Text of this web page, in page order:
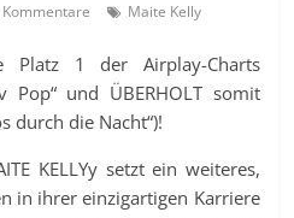
Maite Kelly
1 der Airplay-Charts
Pop“ und ÜBERHOLT somit
durch die Nacht“)!
KELLYy setzt ein weiteres,
in ihrer einzigartigen Karriere